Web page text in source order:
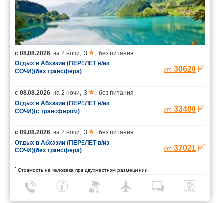
с 08.08.2026 на 2 ночи, 3 , без питания
Отдых в Абхазии (ПЕРЕЛЕТ в/из
СОЧИ)(без трансфера)
от 30620 *
с 08.08.2026 на 2 ночи, 3 , без питания
Отдых в Абхазии (ПЕРЕЛЕТ в/из
СОЧИ)(с трансфером)
от 33400 *
с 09.08.2026 на 2 ночи, 3 , без питания
Отдых в Абхазии (ПЕРЕЛЕТ в/из
СОЧИ)(без трансфера)
от 37021 *
* Стоимость на человека при двухместном размещении